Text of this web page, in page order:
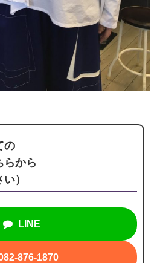
の
らから
）
LINE
876-1870